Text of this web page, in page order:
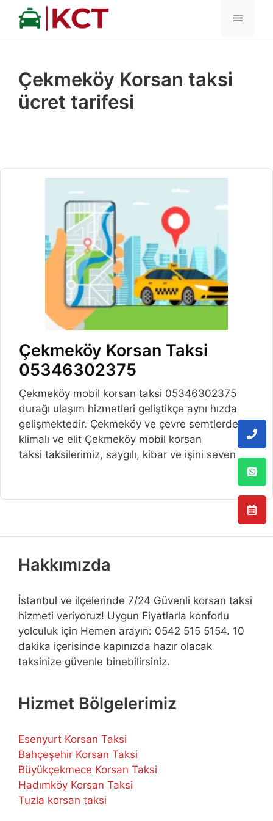
İçeriğe
MENÜ
Çekmeköy Korsan taksi
ücret tarifesi
Çekmeköy Korsan Taksi
05346302375
Çekmeköy mobil korsan taksi 05346302375
durağı ulaşım hizmetleri geliştikçe aynı hızda
gelişmektedir. Çekmeköy ve çevre semtlerde,
klimalı ve elit Çekmeköy mobil korsan
taksi taksilerimiz, saygılı, kibar ve işini seven
Hakkımızda
İstanbul ve ilçelerinde 7/24 Güvenli korsan taksi
hizmeti veriyoruz! Uygun Fiyatlarla konforlu
yolculuk için Hemen arayın: 0542 515 5154. 10
dakika içerisinde kapınızda hazır olacak
taksinize güvenle binebilirsiniz.
Hizmet Bölgelerimiz
Esenyurt Korsan Taksi
Bahçeşehir Korsan Taksi
Büyükçekmece Korsan Taksi
Hadımköy Korsan Taksi
Tuzla korsan taksi